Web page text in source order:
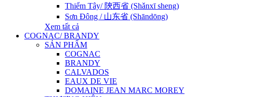
Thiểm Tây/ 陝西省 (Shǎnxī sheng)
Sơn Đông / 山东省 (Shāndōng)
Xem tất cả
COGNAC/ BRANDY
SẢN PHẨM
COGNAC
BRANDY
CALVADOS
EAUX DE VIE
DOMAINE JEAN MARC MOREY